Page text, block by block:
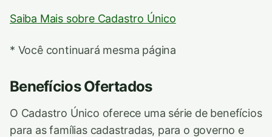
Saiba Mais sobre Cadastro Único
* Você continuará mesma página
Benefícios Ofertados
O Cadastro Único oferece uma série de benefícios
para as famílias cadastradas, para o governo e